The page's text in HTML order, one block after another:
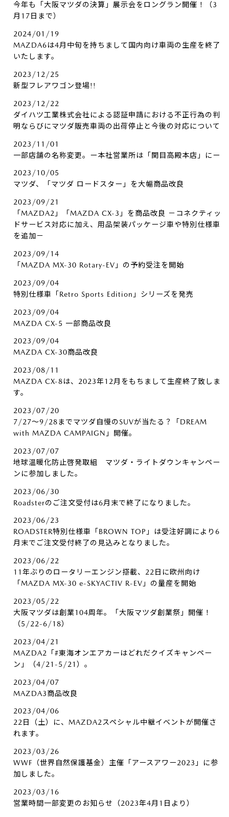
今年も「大阪マツダの決算」展示会をロングラン開催！（3
月17日まで）
2024/01/19
MAZDA6は4月中旬を持ちまして国内向け車両の生産を終了
いたします。
2023/12/25
新型フレアワゴン登場!!
2023/12/22
ダイハツ工業株式会社による認証申請における不正行為の判
明ならびにマツダ販売車両の出荷停止と今後の対応について
2023/11/01
一部店舗の名称変更。ー本社営業所は「関目高殿本店」にー
2023/10/05
マツダ、「マツダ ロードスター」を大幅商品改良
2023/09/21
「MAZDA2」「MAZDA CX-3」を商品改良 －コネクティッ
ドサービス対応に加え、用品架装パッケージ車や特別仕様車
を追加－
2023/09/14
「MAZDA MX-30 Rotary-EV」の予約受注を開始
2023/09/04
特別仕様車「Retro Sports Edition」シリーズを発売
2023/09/04
MAZDA CX-5 一部商品改良
2023/09/04
MAZDA CX-30商品改良
2023/08/11
MAZDA CX-8は、2023年12月をもちまして生産終了致しま
す。
2023/07/20
7/27～9/28までマツダ自慢のSUVが当たる？「DREAM
with MAZDA CAMPAIGN」開催。
2023/07/07
地球温暖化防止啓発取組 マツダ・ライトダウンキャンペー
ンに参加しました。
2023/06/30
Roadsterのご注文受付は6月末で終了になりました。
2023/06/23
ROADSTER特別仕様車「BROWN TOP」は受注好調により6
月末でご注文受付終了の見込みとなりました。
2023/06/22
11年ぶりのロータリーエンジン搭載、22日に欧州向け
「MAZDA MX-30 e-SKYACTIV R-EV」の量産を開始
2023/05/22
大阪マツダは創業104周年。「大阪マツダ創業祭」開催！
（5/22-6/18）
2023/04/21
MAZDA2「#東海オンエアカーはどれだクイズキャンペー
ン」（4/21-5/21）。
2023/04/07
MAZDA3商品改良
2023/04/06
22日（土）に、MAZDA2スペシャル中継イベントが開催さ
れます。
2023/03/26
WWF（世界自然保護基金）主催「アースアワー2023」に参
加しました。
2023/03/16
営業時間一部変更のお知らせ（2023年4月1日より）